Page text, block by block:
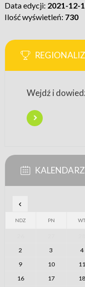
Data edycji: 2021-12-
Ilość wyświetleń: 730
Wejdź i
KALENDARZ
‹
NDZ PN
2
3 4
9
10 11
16
17 18